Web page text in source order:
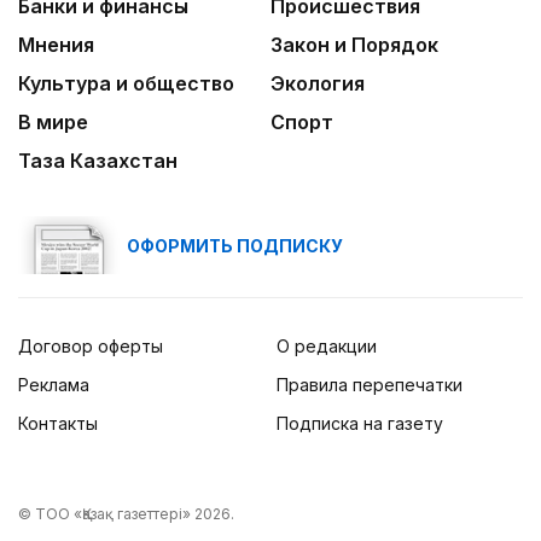
кассовым фильмом 2026 года
Банки и финансы
Происшествия
Мнения
Закон и Порядок
Культура и общество
Экология
В мире
Спорт
Таза Казахстан
ОФОРМИТЬ ПОДПИСКУ
Договор оферты
Реклама
Контакты
О редакции
Правила перепечатки
Подписка на газету
© ТОО «Қазақ газеттері» 2026.